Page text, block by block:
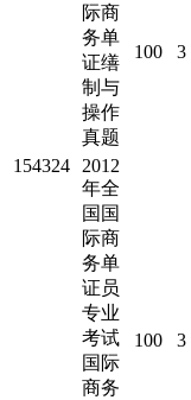
际商
务单
证缮
制与
操作
真题
100 3
154324
2012
年全
国国
际商
务单
证员
专业
考试
国际
商务
100 3